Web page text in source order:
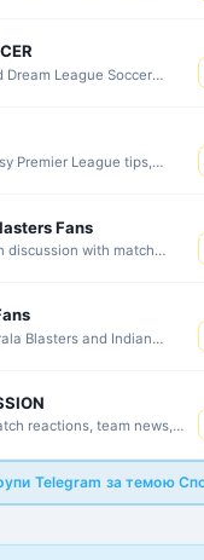
League Soccer
Premier League tips,
Fans
discussion with match
Blasters and Indian
reactions, team news,
Telegram за темою